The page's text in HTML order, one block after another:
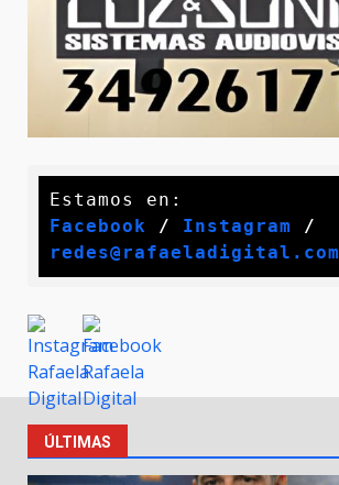
Facebook / Instagram /
redes@rafaeladigital.com
ÚLTIMAS